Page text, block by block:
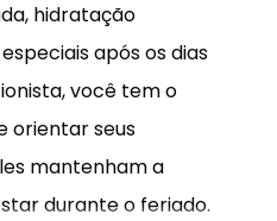
hidratação
após os dias
você tem o
orientar seus
mantenham a
durante o feriado.